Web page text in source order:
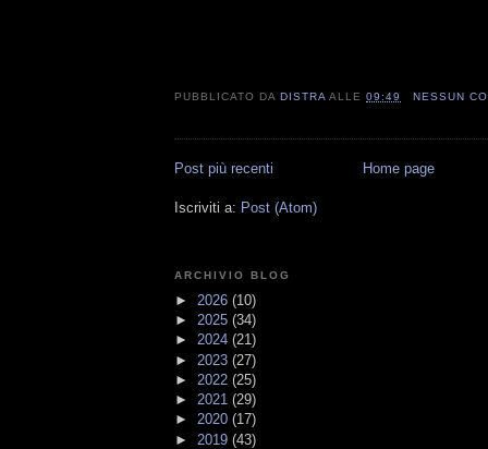
PUBBLICATO DADISTRA ALLE09:49 NESSUN
Post più recenti Home page
Iscriviti a: Post (Atom)
ARCHIVIO BLOG
► 2026 (10)
► 2025 (34)
► 2024 (21)
► 2023 (27)
► 2022 (25)
► 2021 (29)
► 2020 (17)
► 2019 (43)